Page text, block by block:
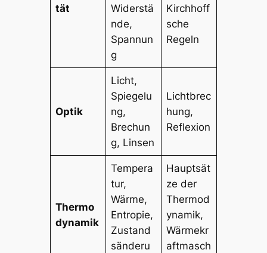
tät
Widerstä
nde,
Spannun
g
Kirchhoff
sche
Regeln
Optik
Licht,
Spiegelu
ng,
Brechun
g, Linsen
Lichtbrec
hung,
Reflexion
Thermo
dynamik
Tempera
tur,
Wärme,
Entropie,
Zustand
sänderu
Hauptsät
ze der
Thermod
ynamik,
Wärmekr
aftmasch